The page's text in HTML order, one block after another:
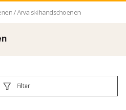
/Arva skihandschoenen
Filter